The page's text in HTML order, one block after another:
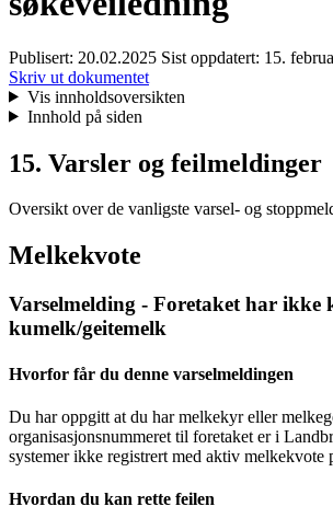
Publisert: 20.02.2025 Sist oppdatert: 15.
Skriv ut dokumentet
Vis innholdsoversikten
Innhold på siden
15. Varsler og feilmeldinger
Oversikt over de vanligste varsel- og
Melkekvote
Varselmelding - Foretaket har ikke
kumelk/geitemelk
Hvorfor får du denne varselmeldingen
Du har oppgitt at du har melkekyr eller
organisasjonsnummeret til foretaket er i
systemer ikke registrert med aktiv melkekvote
Hvordan du kan rette feilen